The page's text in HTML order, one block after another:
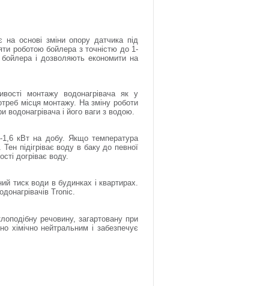
на основі зміни опору датчика під
роботою бойлера з точністю до 1-
і дозволяють економити на
монтажу водонагрівача як у
місця монтажу. На зміну роботи
і його ваги з водою.
1,6 кВт на добу. Якщо температура
підігріває воду в баку до певної
догріває воду.
тиск води в будинках і квартирах.
Tronic.
речовину, загартовану при
хімічно нейтральним і забезпечує